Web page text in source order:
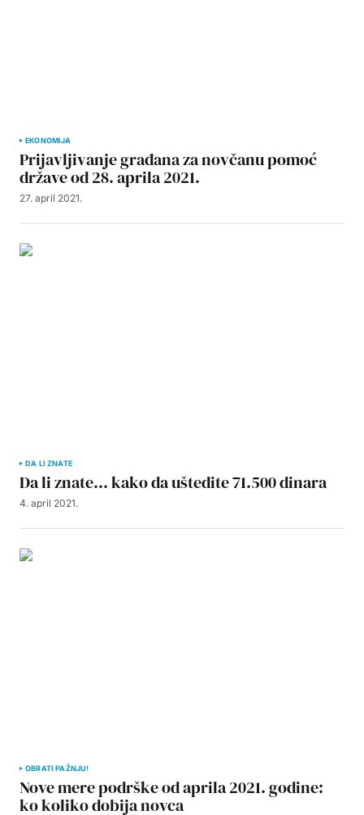
EKONOMIJA
Prijavljivanje građana za novčanu pomoć
države od 28. aprila 2021.
27. april 2021.
DA LI ZNATE
Da li znate… kako da uštedite 71.500 dinara
4. april 2021.
OBRATI PAŽNJU!
Nove mere podrške od aprila 2021. godine:
ko koliko dobija novca